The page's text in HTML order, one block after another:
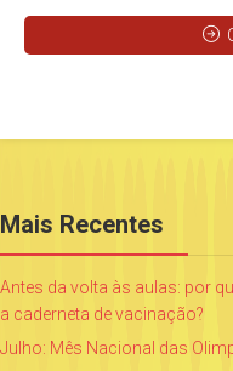
Mais Recentes
Antes da volta às aulas: por
a caderneta de vacinação?
Julho: Mês Nacional das